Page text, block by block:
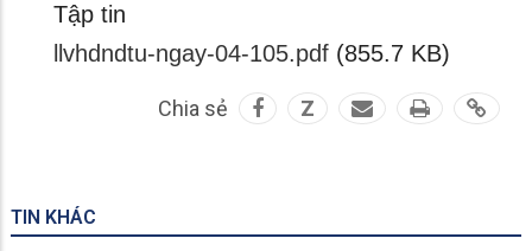
Tập tin
llvhdndtu-ngay-04-105.pdf (855.7 KB)
Chia sẻ Z
TIN KHÁC